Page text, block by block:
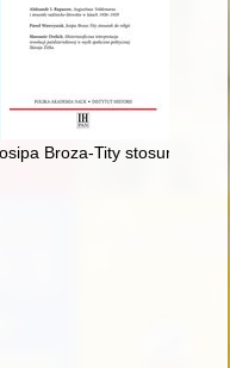
na ikonach z ziem ruskich
Broza-Tity stosunek do